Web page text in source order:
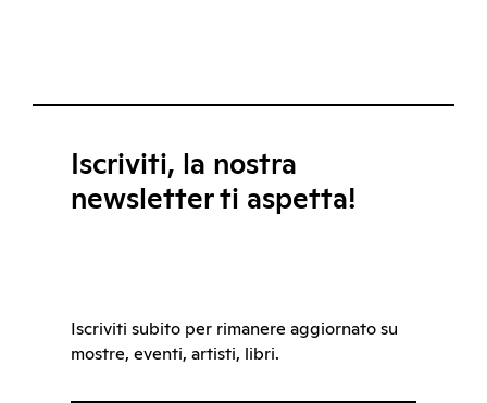
Iscriviti, la nostra
newsletter ti aspetta!
Iscriviti subito per rimanere aggiornato su
mostre, eventi, artisti, libri.